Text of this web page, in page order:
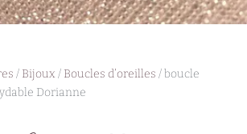
/ Bijoux / Boucles d’oreilles / boucle
Dorianne